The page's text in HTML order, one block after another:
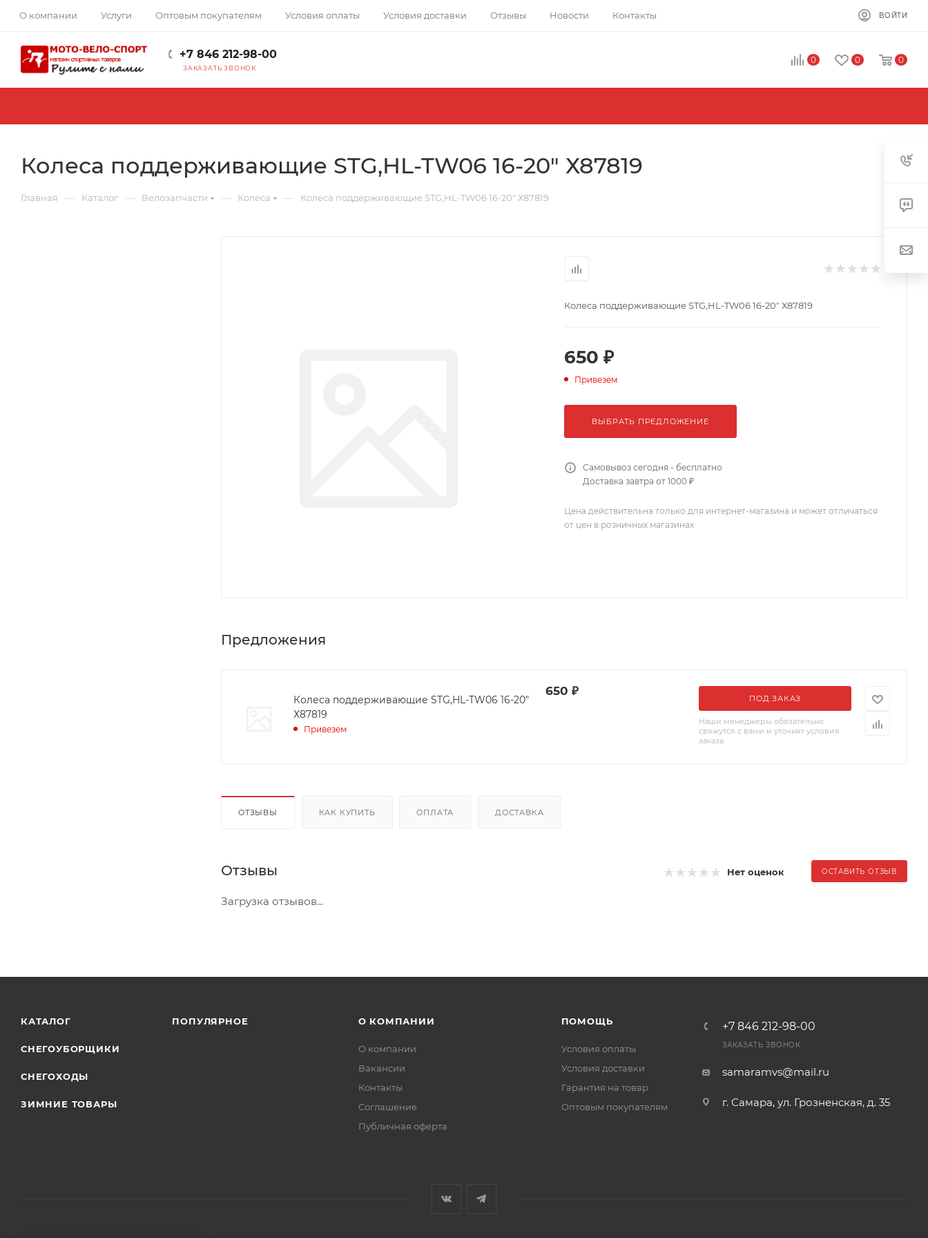
О компании Услуги Оптовым покупателям Условия оплаты Условия доставки Отзывы Новости Контакты ВОЙТИ
+7 846 212-98-00
ЗАКАЗАТЬ ЗВОНОК
0 0 0
Колеса поддерживающие STG,HL-TW06 16-20" Х87819
Главная — Каталог — Велозапчасти — Колеса — Колеса поддерживающие STG,HL-TW06 16-20" Х87819
Колеса поддерживающие STG,HL-TW06 16-20" Х87819
650 ₽
Привезем
ВЫБРАТЬ ПРЕДЛОЖЕНИЕ
Самовывоз сегодня - бесплатно
Доставка завтра от 1000 ₽
Цена действительна только для интернет-магазина и может отличаться
от цен в розничных магазинах
Предложения
Колеса поддерживающие STG,HL-TW06 16-20"
Х87819
Привезем
650 ₽
ПОД ЗАКАЗ
Наши менеджеры обязательно
свяжутся с вами и уточнят условия
заказа
ОТЗЫВЫ КАК КУПИТЬ ОПЛАТА ДОСТАВКА
Отзывы Нет оценок ОСТАВИТЬ ОТЗЫВ
Загрузка отзывов...
КАТАЛОГ
СНЕГОУБОРЩИКИ
СНЕГОХОДЫ
ЗИМНИЕ ТОВАРЫ
ПОПУЛЯРНОЕ О КОМПАНИИ
О компании
Вакансии
Контакты
Соглашение
Публичная оферта
ПОМОЩЬ
Условия оплаты
Условия доставки
Гарантия на товар
Оптовым покупателям
+7 846 212-98-00
ЗАКАЗАТЬ ЗВОНОК
samaramvs@mail.ru
г. Самара, ул. Грозненская, д. 35